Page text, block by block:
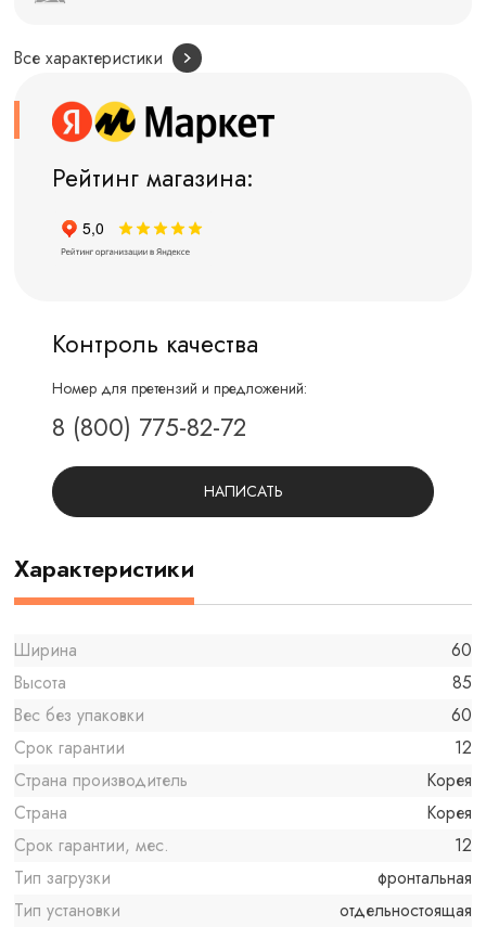
Все характеристики
Рейтинг магазина:
Контроль качества
Номер для претензий и предложений:
8 (800) 775-82-72
НАПИСАТЬ
Характеристики
Ширина
60
Высота
85
Вес без упаковки
60
Срок гарантии
12
Страна производитель
Корея
Страна
Корея
Срок гарантии, мес.
12
Тип загрузки
фронтальная
Тип установки
отдельностоящая